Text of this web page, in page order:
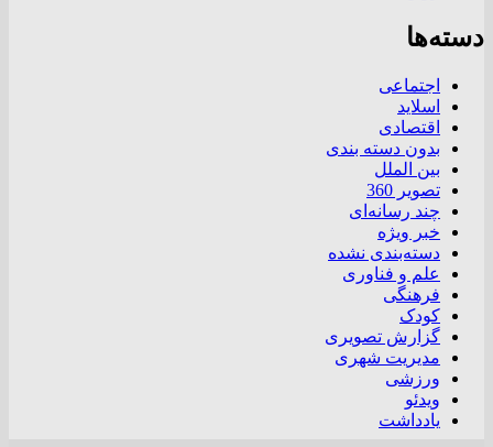
دسته‌ها
اجتماعی
اسلاید
اقتصادی
بدون دسته بندی
بین الملل
تصویر 360
چند رسانه‌ای
خبر ویژه
دسته‌بندی نشده
علم و فناوری
فرهنگی
کودک
گزارش تصویری
مدیریت شهری
ورزشی
ویدئو
یادداشت